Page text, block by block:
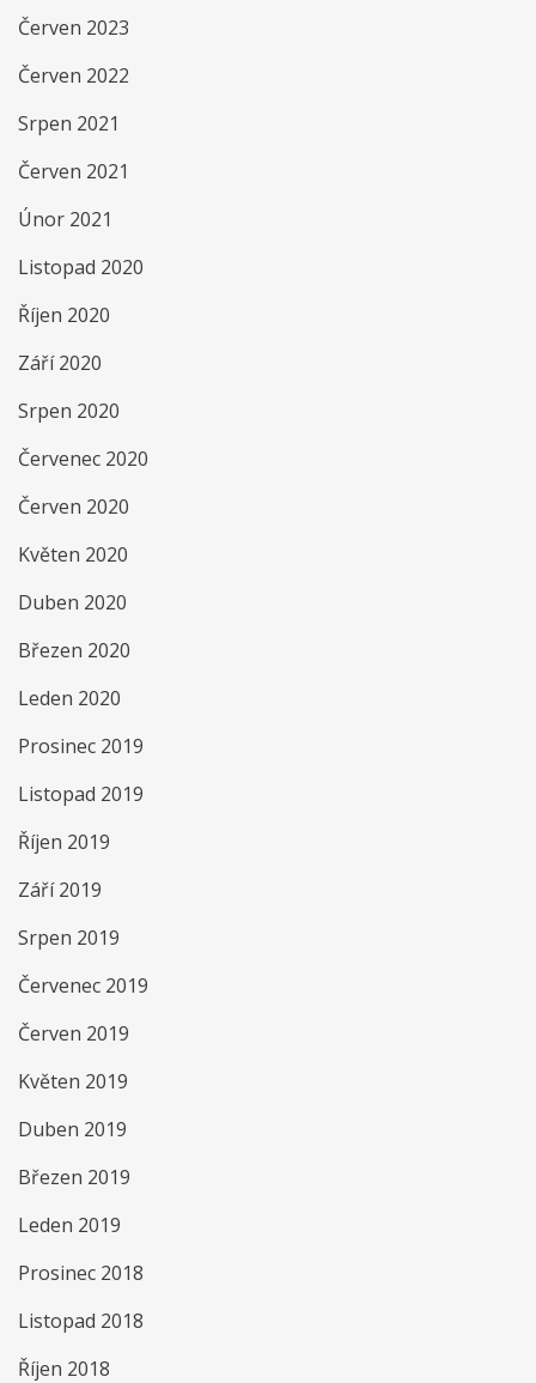
Červen 2023
Červen 2022
Srpen 2021
Červen 2021
Únor 2021
Listopad 2020
Říjen 2020
Září 2020
Srpen 2020
Červenec 2020
Červen 2020
Květen 2020
Duben 2020
Březen 2020
Leden 2020
Prosinec 2019
Listopad 2019
Říjen 2019
Září 2019
Srpen 2019
Červenec 2019
Červen 2019
Květen 2019
Duben 2019
Březen 2019
Leden 2019
Prosinec 2018
Listopad 2018
Říjen 2018